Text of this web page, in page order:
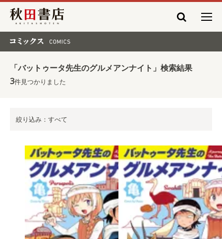
秋田書店
「バットゥータ先生のグルメアンナイト」検索結果
3件見つかりました
絞り込み：すべて